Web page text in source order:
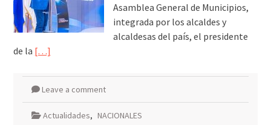
Asamblea General de Municipios,
integrada por los alcaldes y
alcaldesas del país, el presidente
de la […]
Leave a comment
Actualidades, NACIONALES